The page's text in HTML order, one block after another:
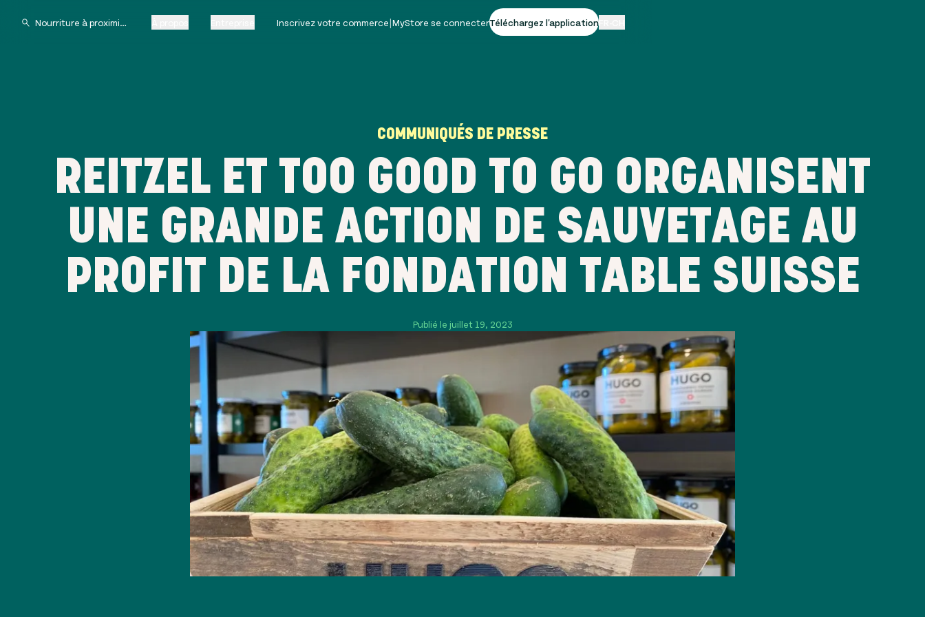
Inscrivez votre commerce|MyStore se connecterTéléchargez l'application
COMMUNIQUÉS DE PRESSE
REITZEL ET TOO GOOD TO GO ORGANISENT
UNE GRANDE ACTION DE SAUVETAGE AU
PROFIT DE LA FONDATION TABLE SUISSE
Publié le juillet 19, 2023